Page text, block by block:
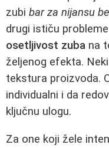
zubi bar za nijansu
drugi ističu
osetljivost zuba na
željenog efekta.
tekstura proizvoda.
individualni i da
ključnu ulogu.
Za one koji žele